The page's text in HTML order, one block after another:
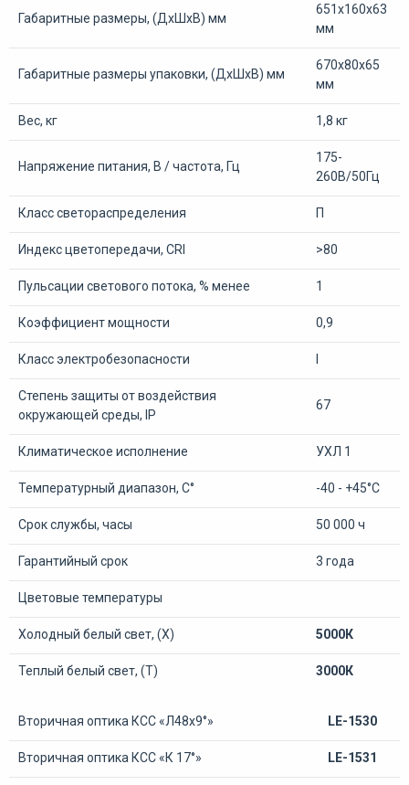
Габаритные размеры, (ДхШхВ) мм
651х160х63
мм
Габаритные размеры упаковки, (ДхШхВ) мм
670х80х65
мм
Вес, кг 1,8 кг
Напряжение питания, В / частота, Гц
175-
260В/50Гц
Класс светораспределения П
Индекс цветопередачи, CRI >80
Пульсации светового потока, % менее 1
Коэффициент мощности 0,9
Класс электробезопасности
Степень защиты от воздействия
окружающей среды, IP
67
Климатическое исполнение УХЛ 1
Температурный диапазон, С° -40 - +45°С
Срок службы, часы 50 000 ч
Гарантийный срок 3 года
Цветовые температуры
Холодный белый свет, (Х) 5000К
Теплый белый свет, (Т) 3000К
Вторичная оптика КСС «Л48х9°» LE-1530
Вторичная оптика КСС «К 17°» LE-1531